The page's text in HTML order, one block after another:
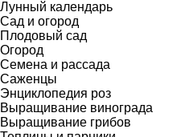
Лунный календарь
Сад и огород
Плодовый сад
Огород
Семена и рассада
Саженцы
Энциклопедия роз
Выращивание винограда
Выращивание грибов